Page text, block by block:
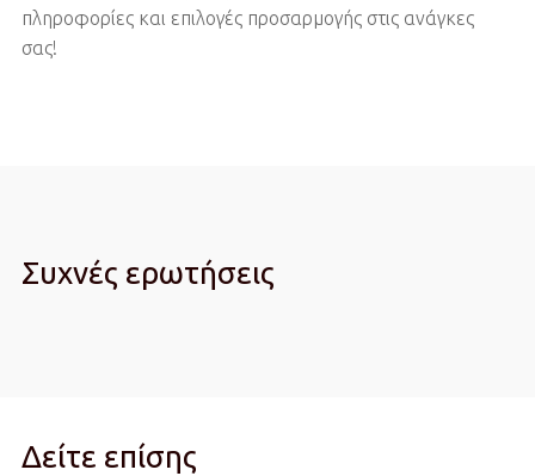
πληροφορίες και επιλογές προσαρμογής στις ανάγκες
σας!
Συχνές ερωτήσεις
Δείτε επίσης